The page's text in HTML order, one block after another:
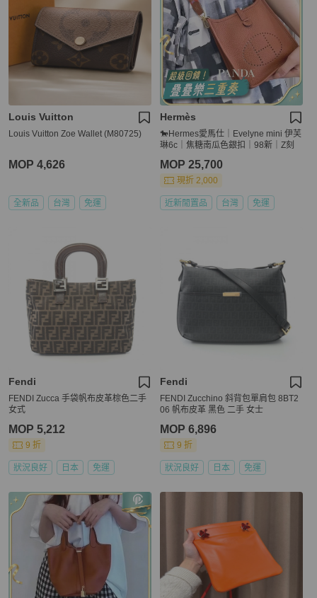
Louis Vuitton
Louis Vuitton Zoe Wallet (M80725)
MOP 4,626
全新品 台灣 免運
Hermès
🐎Hermes愛馬仕｜Evelyne mini 伊芙
琳6c｜焦糖南瓜色銀扣｜98新｜Z刻
MOP 25,700
現折 2,000
近新閒置品 台灣 免運
Fendi
FENDI Zucca 手袋帆布皮革棕色二手
女式
MOP 5,212
9 折
狀況良好 日本 免運
Fendi
FENDI Zucchino 斜背包單肩包 8BT2
06 帆布皮革 黑色 二手 女士
MOP 6,896
9 折
狀況良好 日本 免運